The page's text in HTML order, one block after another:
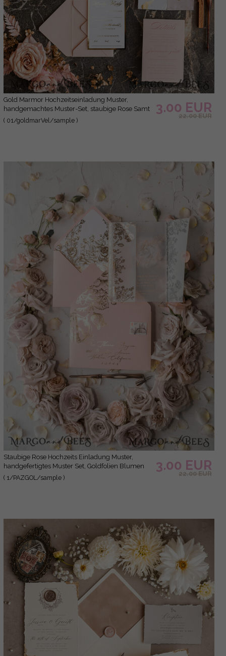
Gold Marmor Hochzeitseinladung Muster,
handgemachtes Muster-Set, staubige Rose Samt
Hochzeitseinladung Muster, weiße und goldene
Acryl-Einladungen Muster-Set
( 01/goldmarVel/sample )
3.00 EUR
22.00 EUR
Staubige Rose Hochzeits Einladung Muster,
handgefertigtes Muster Set, Goldfolien Blumen
Hochzeits Einladung Muster, blush pink Acryl
( 1/PAZGOL/sample )
3.00 EUR
22.00 EUR